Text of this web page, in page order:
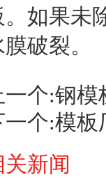
。如果未
破裂。
一个:钢模
一个:模板
关新闻